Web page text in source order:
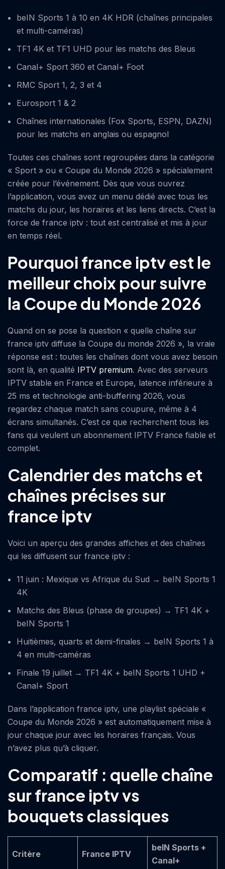
beIN Sports 1 à 10 en 4K HDR (chaînes principales
et multi-caméras)
TF1 4K et TF1 UHD pour les matchs des Bleus
Canal+ Sport 360 et Canal+ Foot
RMC Sport 1, 2, 3 et 4
Eurosport 1 & 2
Chaînes internationales (Fox Sports, ESPN, DAZN)
pour les matchs en anglais ou espagnol
Toutes ces chaînes sont regroupées dans la catégorie
« Sport » ou « Coupe du Monde 2026 » spécialement
créée pour l’événement. Dès que vous ouvrez
l’application, vous avez un menu dédié avec tous les
matchs du jour, les horaires et les liens directs. C’est la
force de france iptv : tout est centralisé et mis à jour
en temps réel.
Pourquoi france iptv est le
meilleur choix pour suivre
la Coupe du Monde 2026
Quand on se pose la question « quelle chaîne sur
france iptv diffuse la Coupe du monde 2026 », la vraie
réponse est : toutes les chaînes dont vous avez besoin
sont là, en qualité IPTV premium. Avec des serveurs
IPTV stable en France et Europe, latence inférieure à
25 ms et technologie anti-buffering 2026, vous
regardez chaque match sans coupure, même à 4
écrans simultanés. C’est ce que recherchent tous les
fans qui veulent un abonnement IPTV France fiable et
complet.
Calendrier des matchs et
chaînes précises sur
france iptv
Voici un aperçu des grandes affiches et des chaînes
qui les diffusent sur france iptv :
11 juin : Mexique vs Afrique du Sud → beIN Sports 1
4K
Matchs des Bleus (phase de groupes) → TF1 4K +
beIN Sports 1
Huitièmes, quarts et demi-finales → beIN Sports 1 à
4 en multi-caméras
Finale 19 juillet → TF1 4K + beIN Sports 1 UHD +
Canal+ Sport
Dans l’application france iptv, une playlist spéciale «
Coupe du Monde 2026 » est automatiquement mise à
jour chaque jour avec les horaires français. Vous
n’avez plus qu’à cliquer.
Comparatif : quelle chaîne
sur france iptv vs
bouquets classiques
Critère France IPTV
beIN Sports +
Canal+